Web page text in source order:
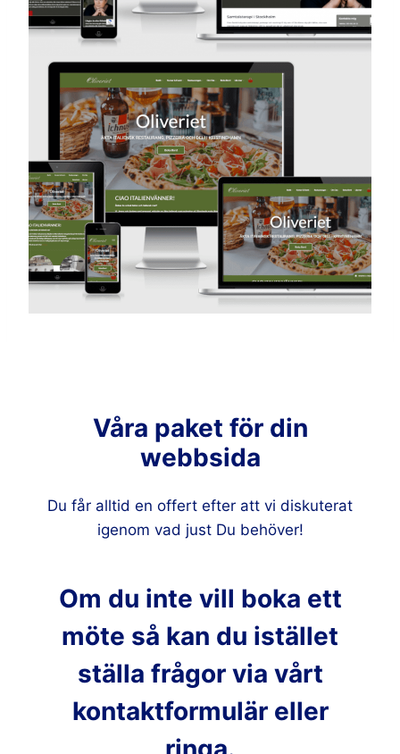
Våra paket för din
webbsida
Du får alltid en offert efter att vi diskuterat
igenom vad just Du behöver!
Om du inte vill boka ett
möte så kan du istället
ställa frågor via vårt
kontaktformulär eller